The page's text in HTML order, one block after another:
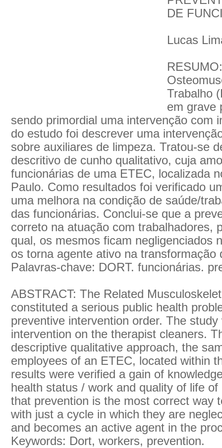
DE
Lucas
Trabalho
em grave
sendo primordial uma intervenção com
do estudo foi descrever uma
sobre auxiliares de limpeza. Tratou-se
descritivo de cunho qualitativo, cuja
funcionárias de uma ETEC, localizada
Paulo. Como resultados foi verificado
uma melhora na condição de saúde/
das funcionárias. Conclui-se que a
correto na atuação com trabalhadores,
qual, os mesmos ficam negligenciados
os torna agente ativo na
Palavras-chave: DORT. funcionárias.
ABSTRACT: The Related
constituted a serious public health
preventive intervention order. The
intervention on the therapist cleaners.
descriptive qualitative approach, the
employees of an ETEC, located within
results were verified a gain of
health status / work and quality of life
that prevention is the most correct way
with just a cycle in which they are
and becomes an active agent in the
Keywords: Dort, workers, prevention.